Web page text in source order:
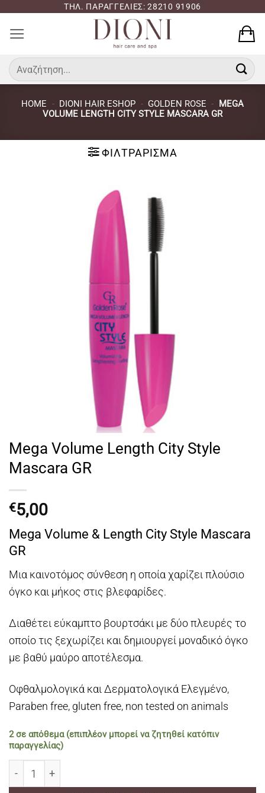
περιεχόμενο
ΤΗΛ. ΠΑΡΑΓΓΕΛΙΕΣ: 28210 91906
Αναζήτηση
για:
HOME - DIONI HAIR ESHOP - GOLDEN ROSE - MEGA
VOLUME LENGTH CITY STYLE MASCARA GR
ΦΙΛΤΡΆΡΙΣΜΑ
Mega Volume Length City Style
Mascara GR
€5,00
Mega Volume & Length City Style Mascara
GR
Μια καινοτόμος σύνθεση η οποία χαρίζει πλούσιο
όγκο και μήκος στις βλεφαρίδες.
Διαθέτει εύκαμπτο βουρτσάκι με δύο πλευρές το
οποίο τις ξεχωρίζει και δημιουργεί μοναδικό όγκο
με βαθύ μαύρο αποτέλεσμα.
Οφθαλμολογικά και Δερματολογικά Ελεγμένο,
Paraben free, gluten free, non tested on animals
2 σε απόθεμα (επιπλέον μπορεί να ζητηθεί κατόπιν
παραγγελίας)